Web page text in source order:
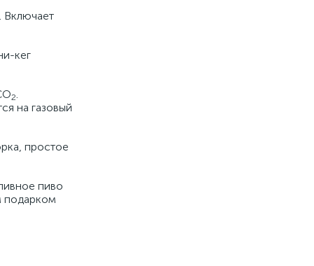
Включает
кег
2.
на газовый
простое
пиво
подарком